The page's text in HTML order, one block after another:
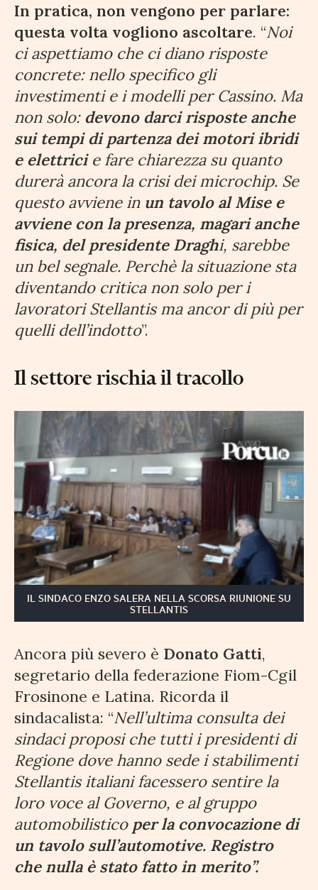
In pratica, non vengono per parlare:
questa volta vogliono ascoltare. “Noi
ci aspettiamo che ci diano risposte
concrete: nello specifico gli
investimenti e i modelli per Cassino. Ma
non solo: devono darci risposte anche
sui tempi di partenza dei motori ibridi
e elettricie fare chiarezza su quanto
durerà ancora la crisi dei microchip. Se
questo avviene in un tavolo al Mise e
avviene con la presenza, magari anche
fisica, del presidente Draghi, sarebbe
un bel segnale. Perchè la situazione sta
diventando critica non solo per i
lavoratori Stellantis ma ancor di più per
quelli dell’indotto”.
Il settore rischia il tracollo
IL SINDACO ENZO SALERA NELLA SCORSA RIUNIONE SU
STELLANTIS
Ancora più severo è Donato Gatti,
segretario della federazione Fiom-Cgil
Frosinone e Latina. Ricorda il
sindacalista: “Nell’ultima consulta dei
sindaci proposi che tutti i presidenti di
Regione dove hanno sede i stabilimenti
Stellantis italiani facessero sentire la
loro voce al Governo, e al gruppo
automobilisticoper la convocazione di
un tavolo sull’automotive. Registro
che nulla è stato fatto in merito”.